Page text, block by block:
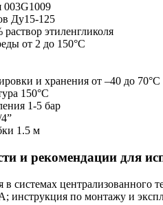
003G1009
Ду15-125
раствор этиленгликоля
от 2 до 150°C
и хранения от –40 до 70°C
150°C
1-5 бар
1.5 м
и рекомендации для
в системах централизованного
инструкция по монтажу и